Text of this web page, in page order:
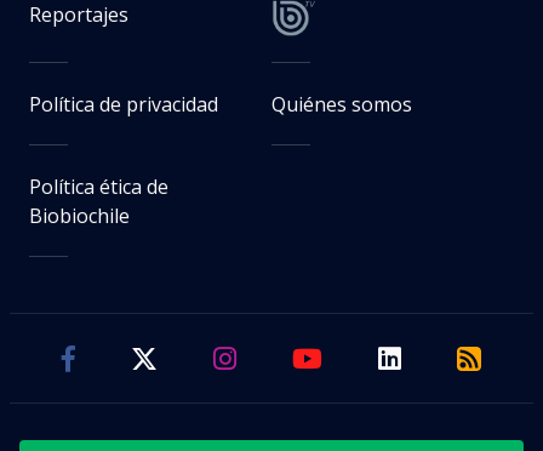
Reportajes
Política de privacidad Quiénes somos
Política ética de
Biobiochile